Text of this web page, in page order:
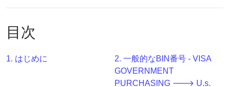
BIN
号
API
目次
1. はじめに
2. 一般的なBIN番号 - VISA
GOVERNMENT
PURCHASING 🡒 U.s.